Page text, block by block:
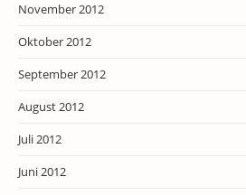
November 2012
Oktober 2012
September 2012
August 2012
Juli 2012
Juni 2012